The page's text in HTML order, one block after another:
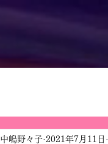
中嶋野々子 2021年7月11日